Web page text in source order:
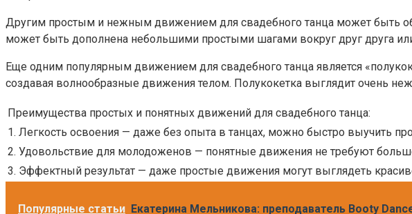
Другим простым и нежным движением для свадебного танца может быть
может быть дополнена небольшими простыми шагами вокруг друг друга
Еще одним популярным движением для свадебного танца является
создавая волнообразные движения телом. Полукокетка выглядит очень
Преимущества простых и понятных движений для свадебного танца:
1. Легкость освоения — даже без опыта в танцах, можно быстро выучить
2. Удовольствие для молодоженов — понятные движения не требуют
3. Эффектный результат — даже простые движения могут выглядеть
Популярные статьи Екатерина Мельникова: преподаватель Booty